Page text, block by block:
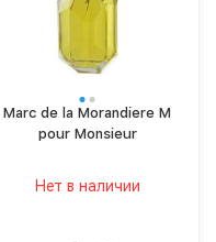
Marc de la Morandiere M
pour Monsieur
Нет в наличии